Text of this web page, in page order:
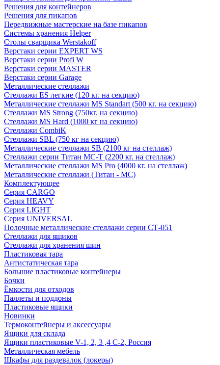
Решения для контейнеров
Решения для пикапов
Передвижные мастерские на базе пикапов
Системы хранения Helper
Столы сварщика Werstakoff
Верстаки серии EXPERT WS
Верстаки серии Profi W
Верстаки серии MASTER
Верстаки серии Garage
Металлические стеллажи
Стеллажи ES легкие (120 кг. на секцию)
Металлические стеллажи MS Standart (500 кг. на секцию)
Стеллажи MS Strong (750кг. на секцию)
Стеллажи MS Hard (1000 кг на секцию)
Стеллажи CombiK
Стеллажи SBL (750 кг на секцию)
Металлические стеллажи SB (2100 кг на стеллаж)
Стеллажи серии Титан МС-Т (2200 кг. на стеллаж)
Металлические стеллажи MS Pro (4000 кг. на стеллаж)
Металлические стеллажи (Титан - МС)
Комплектующее
Серия CARGO
Серия HEAVY
Серия LIGHT
Серия UNIVERSAL
Полочные металлические стеллажи серии СТ-051
Стеллажи для ящиков
Стеллажи для хранения шин
Пластиковая тара
Антистатическая тара
Большие пластиковые контейнеры
Бочки
Ёмкости для отходов
Паллеты и поддоны
Пластиковые ящики
Новинки
Термоконтейнеры и аксессуары
Ящики для склада
Ящики пластиковые V-1, 2, 3 ,4 С-2, Россия
Металлическая мебель
Шкафы для раздевалок (локеры)